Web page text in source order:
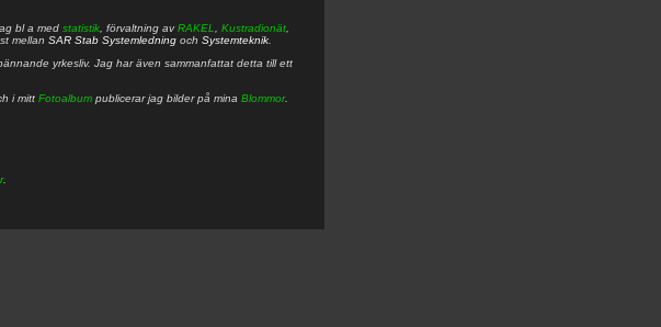
bl a med statistik , förvaltning avRAKEL Kustradionät
mellan SAR Stab Systemledning och Systemteknik
yrkesliv. Jag har även sammanfattat detta till ett
i mitt Fotoalbum publicerar jag bilder på mina Blommor.
.